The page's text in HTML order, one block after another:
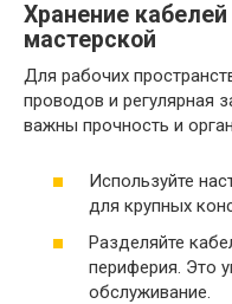
Хранение
мастерской
Для рабочих
проводов и регулярная
важны прочность и
Используйте
для крупных
Разделяйте
периферия. Это
обслуживание.